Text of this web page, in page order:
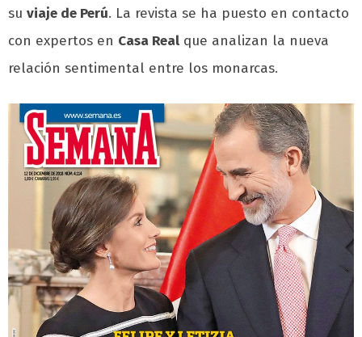
su viaje de Perú. La revista se ha puesto en contacto
con expertos en Casa Real que analizan la nueva
relación sentimental entre los monarcas.